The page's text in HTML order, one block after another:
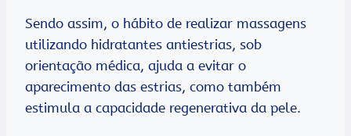
Sendo assim, o hábito de realizar massagens
utilizando hidratantes antiestrias, sob
orientação médica, ajuda a evitar o
aparecimento das estrias, como também
estimula a capacidade regenerativa da pele.